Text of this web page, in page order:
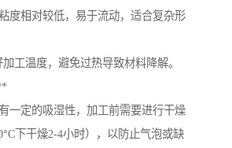
度相对较低，易于流动，适合复杂形
工温度，避免过热导致材料降解。
一定的吸湿性，加工前需要进行干燥
下干燥2-4小时），以防止气泡或缺